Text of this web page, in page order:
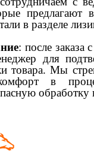
предлагают
в разделе
: после заказа
для
товара. Мы
в